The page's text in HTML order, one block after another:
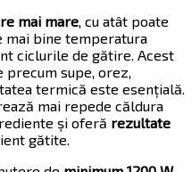
mai mare, cu atât poate
mai bine temperatura
ciclurile de gătire. Acest
supe, orez,
termică este esențială.
mai repede căldura
și oferă rezultate
gătite.